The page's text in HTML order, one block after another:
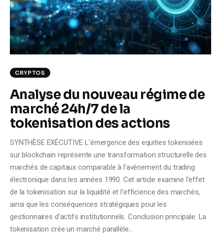
Climate
Markets
Tech
Shop
CRYPTOS
Analyse du nouveau régime de
marché 24h/7 de la
tokenisation des actions
SYNTHÈSE EXÉCUTIVE L'émergence des equities tokenisées
sur blockchain représente une transformation structurelle des
marchés de capitaux comparable à l'avènement du trading
électronique dans les années 1990. Cet article examine l'effet
de la tokenisation sur la liquidité et l'efficience des marchés,
ainsi que les conséquences stratégiques pour les
gestionnaires d'actifs institutionnels. Conclusion principale. La
tokenisation crée un marché parallèle…